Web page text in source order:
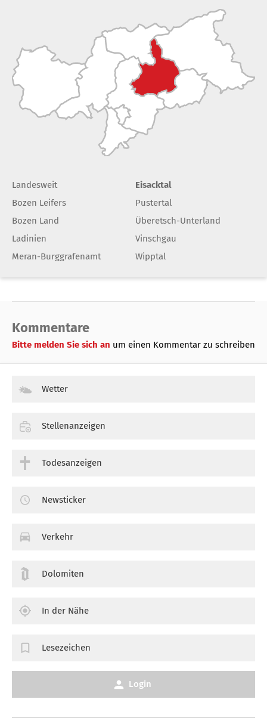
Landesweit
Bozen Leifers
Bozen Land
Ladinien
Meran-Burggrafenamt
Eisacktal
Pustertal
Überetsch-Unterland
Vinschgau
Wipptal
Kommentare
Bitte melden Sie sich an um einen Kommentar zu schreiben
Wetter
Stellenanzeigen
Todesanzeigen
Newsticker
Verkehr
Dolomiten
In der Nähe
Lesezeichen
Login